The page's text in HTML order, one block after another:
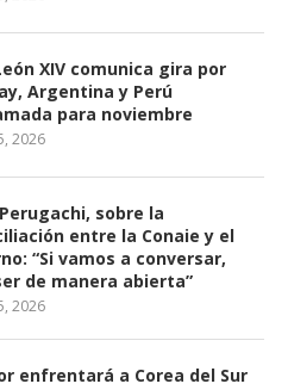
XIV comunica gira por
Argentina y Perú
para noviembre
2026
sobre la
entre la Conaie y el
“Si vamos a conversar,
de manera abierta”
2026
enfrentará a Corea del Sur